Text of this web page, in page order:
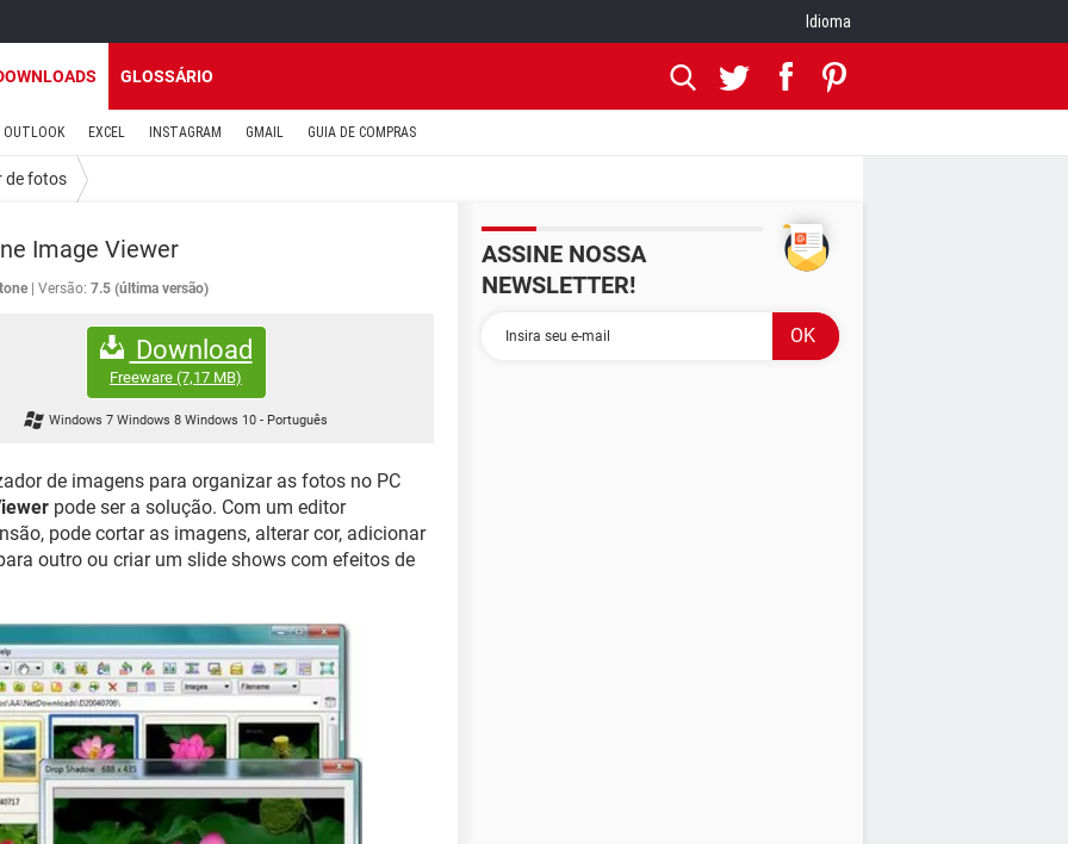
Idioma
GLOSSÁRIO
OUTLOOK EXCEL INSTAGRAM GMAIL GUIA DE COMPRAS
de fotos
Image Viewer
Versão: 7.5 (última versão)
Download
Freeware (7,17 MB)
Windows 7 Windows 8 Windows 10 - Português
de imagens para organizar as fotos no PC
pode ser a solução. Com um editor
pode cortar as imagens, alterar cor, adicionar
outro ou criar um slide shows com efeitos de
ASSINE NOSSA
NEWSLETTER!